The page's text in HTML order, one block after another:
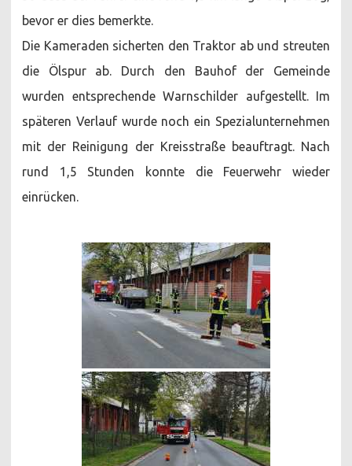
bevor er dies bemerkte.
Die Kameraden sicherten den Traktor ab und streuten
die Ölspur ab. Durch den Bauhof der Gemeinde
wurden entsprechende Warnschilder aufgestellt. Im
späteren Verlauf wurde noch ein Spezialunternehmen
mit der Reinigung der Kreisstraße beauftragt. Nach
rund 1,5 Stunden konnte die Feuerwehr wieder
einrücken.